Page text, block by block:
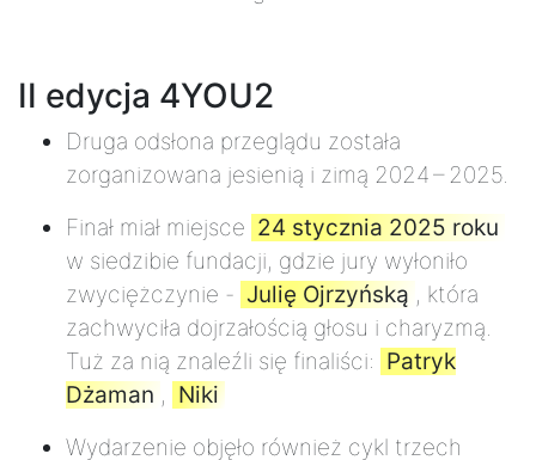
II edycja 4YOU2
Druga odsłona przeglądu została
zorganizowana jesienią i zimą 2024 – 2025.
Finał miał miejsce 24 stycznia 2025 roku
w siedzibie fundacji, gdzie jury wyłoniło
zwyciężczynie - Julię Ojrzyńską , która
zachwyciła dojrzałością głosu i charyzmą.
Tuż za nią znaleźli się finaliści: Patryk
Dżaman , Niki
Wydarzenie objęło również cykl trzech